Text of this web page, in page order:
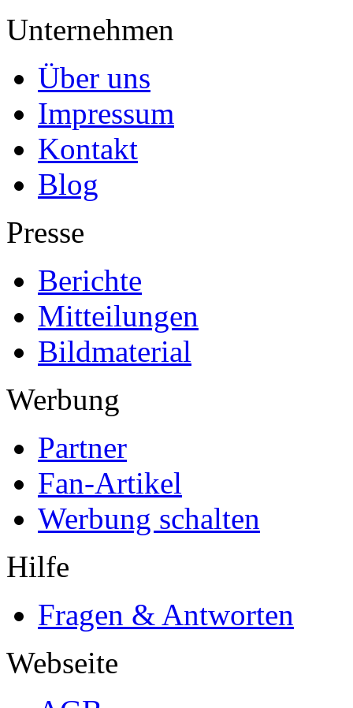
Unternehmen
Über uns
Impressum
Kontakt
Blog
Presse
Berichte
Mitteilungen
Bildmaterial
Werbung
Partner
Fan-Artikel
Werbung schalten
Hilfe
Fragen & Antworten
Webseite